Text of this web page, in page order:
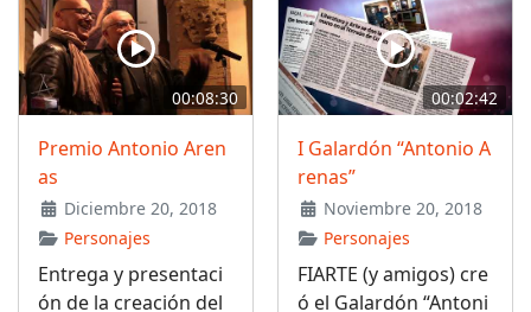
00:08:30
Premio Antonio Aren
as
Diciembre 20, 2018
Personajes
Entrega y presentaci
ón de la creación del
00:02:42
I Galardón “Antonio A
renas”
Noviembre 20, 2018
Personajes
FIARTE (y amigos) cre
ó el Galardón “Antoni